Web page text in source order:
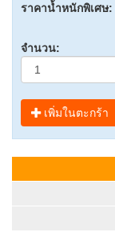
ราคาน้ำหนักพิเศษ:
จำนวน:
เพิ่มในตะกร้า